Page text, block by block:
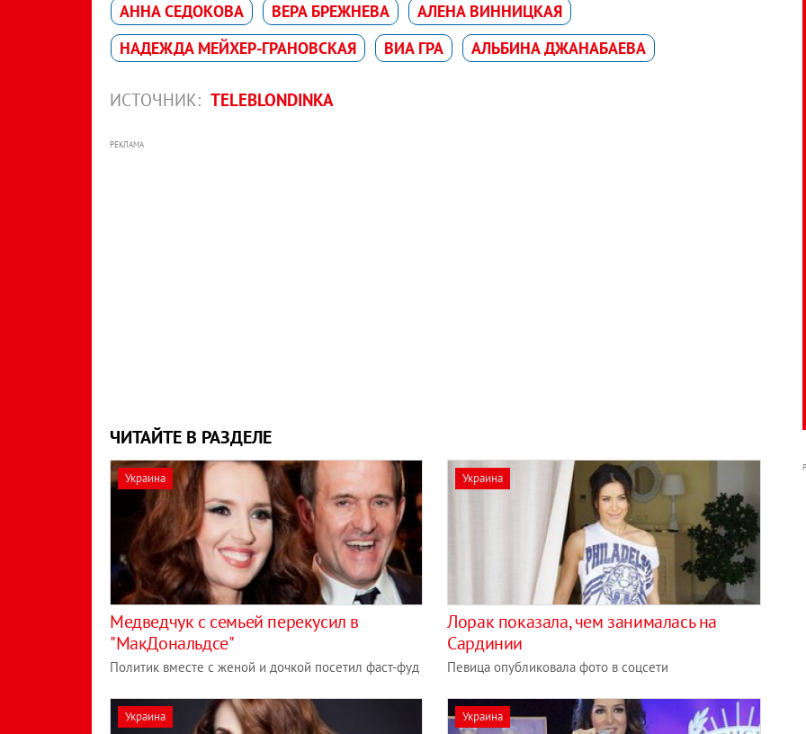
АННА СЕДОКОВА ВЕРА БРЕЖНЕВА
АЛЕНА ВИННИЦКАЯ
НАДЕЖДА МЕЙХЕР-ГРАНОВСКАЯ
ВИА ГРА АЛЬБИНА ДЖАНАБАЕВА
ИСТОЧНИК: TELEBLONDINKA
РЕКЛАМА
ЧИТАЙТЕ В РАЗДЕЛЕ
Украина
Медведчук с семьей перекусил в
"МакДональдсе"
Политик вместе с женой и дочкой посетил фаст-фуд
Украина
Лорак показала, чем занималась на
Сардинии
Певица опубликовала фото в соцсети
Украина Украина